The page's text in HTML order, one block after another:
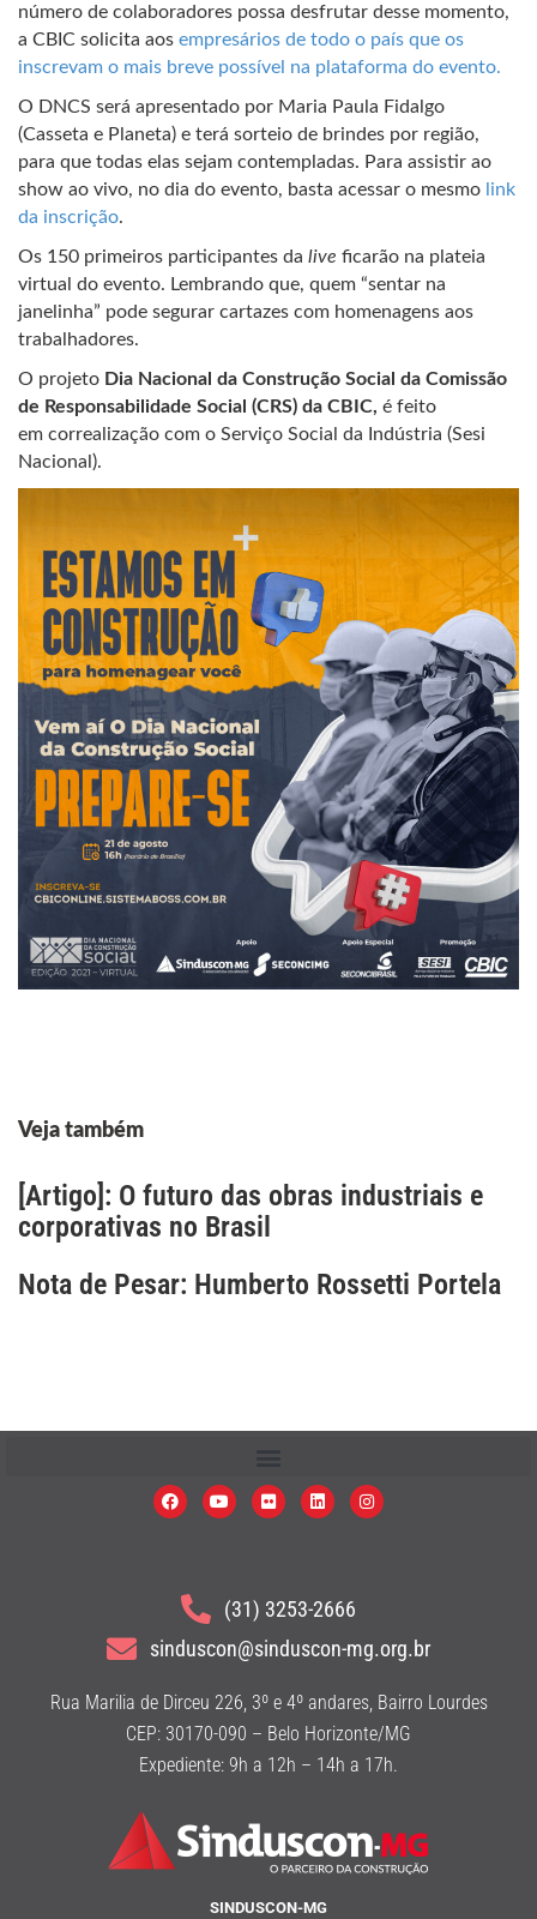
número de colaboradores possa desfrutar desse momento,
a CBIC solicita aos empresários de todo o país que os
inscrevam o mais breve possível na plataforma do evento.
O DNCS será apresentado por Maria Paula Fidalgo
(Casseta e Planeta) e terá sorteio de brindes por região,
para que todas elas sejam contempladas. Para assistir ao
show ao vivo, no dia do evento, basta acessar o mesmo link
da inscrição.
Os 150 primeiros participantes da live ficarão na plateia
virtual do evento. Lembrando que, quem “sentar na
janelinha” pode segurar cartazes com homenagens aos
trabalhadores.
O projeto Dia Nacional da Construção Social da Comissão
de Responsabilidade Social (CRS) da CBIC, é feito
em correalização com o Serviço Social da Indústria (Sesi
Nacional).
Veja também
[Artigo]: O futuro das obras industriais e
corporativas no Brasil
Nota de Pesar: Humberto Rossetti Portela
(31) 3253-2666
sinduscon@sinduscon-mg.org.br
Rua Marilia de Dirceu 226, 3º e 4º andares, Bairro Lourdes
CEP: 30170-090 – Belo Horizonte/MG
Expediente: 9h a 12h – 14h a 17h.
SINDUSCON-MG